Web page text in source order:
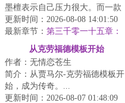
墨檀表示自己压力很大。而一款
名为【无罪之界】的游戏对他而
言则是个减压的...
更新时间：2026-08-08 14:01:50
最新章节： 第三千零一十五章：
从克劳福德模板开始
作者：无情恋苍生
简介：从贾马尔-克劳福德模板开
始，成为传奇。...
更新时间：2026-08-07 01:48:09